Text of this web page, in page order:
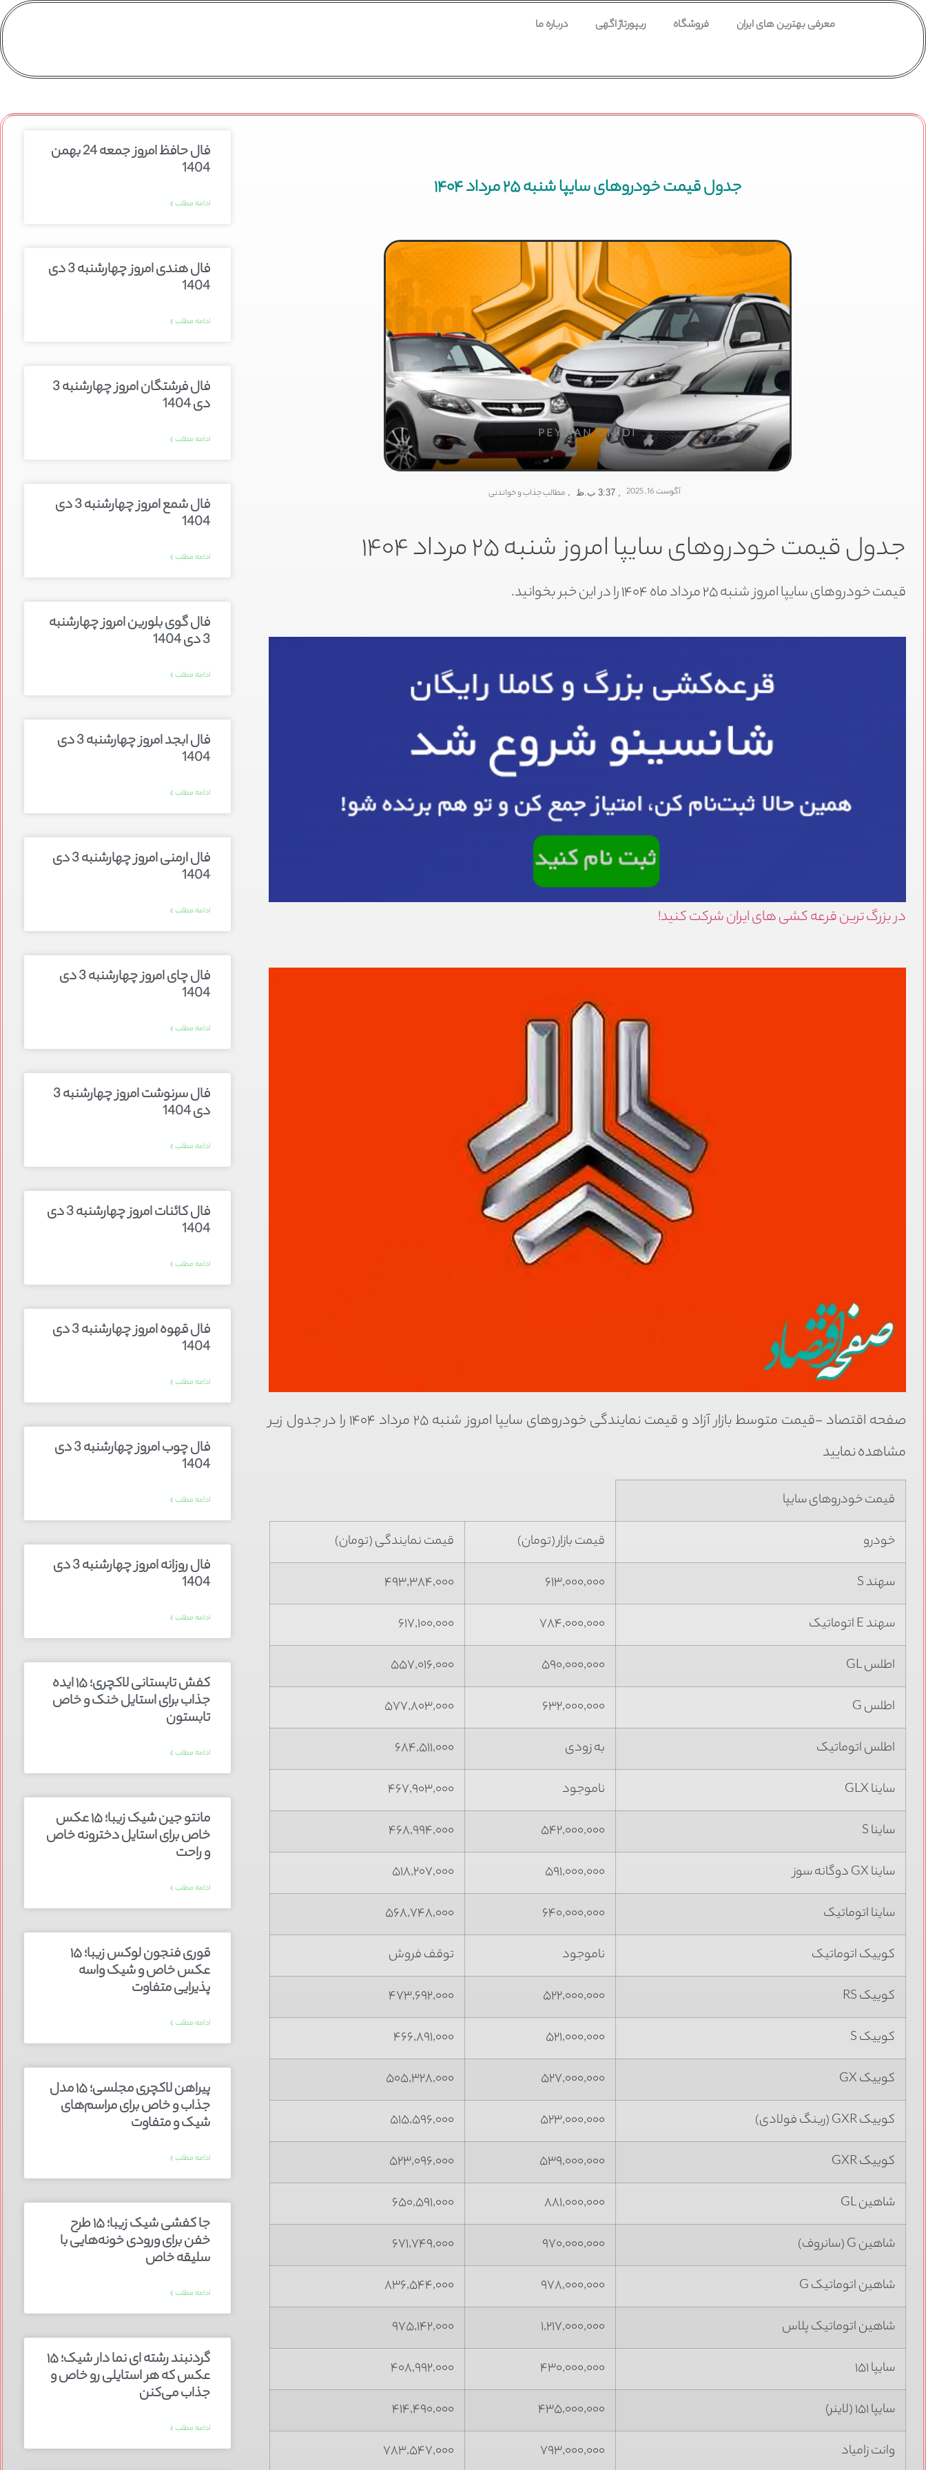
معرفی بهترین های ایران فروشگاه ریپورتاژ اگهی درباره ما
جدول قیمت خودرو‌های سایپا شنبه ۲۵ مرداد ۱۴۰۴
PEYMAN OMIDI
آگوست 16, 2025 , 3:37 ب.ظ مطالب جذاب و خواندنی
جدول قیمت خودرو‌های سایپا امروز شنبه ۲۵ مرداد ۱۴۰۴
قیمت خودروهای سایپا امروز شنبه ۲۵ مرداد ماه ۱۴۰۴ را در این خبر بخوانید.
در بزرگ ترین قرعه کشی های ایران شرکت کنید!
صفحه اقتصاد -قیمت متوسط بازار آزاد و قیمت نمایندگی خودرو‌های سایپا امروز شنبه ۲۵ مرداد ۱۴۰۴ را در جدول زیر
مشاهده نمایید
قیمت خودروهای سایپا
خودرو
قیمت بازار (تومان)
قیمت نمایندگی (تومان)
سهند S
۶۱۳,۰۰۰,۰۰۰
۴۹۳,۳۸۴,۰۰۰
سهند E اتوماتیک
۷۸۴,۰۰۰,۰۰۰
۶۱۷,۱۰۰,۰۰۰
اطلس GL
۵۹۰,۰۰۰,۰۰۰
۵۵۷,۰۱۶,۰۰۰
اطلس G
۶۳۲,۰۰۰,۰۰۰
۵۷۷,۸۰۳,۰۰۰
اطلس اتوماتیک
به زودی
۶۸۴,۵۱۱,۰۰۰
ساینا GLX
ناموجود
۴۶۷,۹۰۳,۰۰۰
ساینا S
۵۴۲,۰۰۰,۰۰۰
۴۶۸,۹۹۴,۰۰۰
ساینا GX دوگانه سوز
۵۹۱,۰۰۰,۰۰۰
۵۱۸,۲۰۷,۰۰۰
ساینا اتوماتیک
۶۴۰,۰۰۰,۰۰۰
۵۶۸,۷۴۸,۰۰۰
کوییک اتوماتیک
ناموجود
توقف فروش
کوییک RS
۵۲۲,۰۰۰,۰۰۰
۴۷۳,۶۹۲,۰۰۰
کوییک S
۵۲۱,۰۰۰,۰۰۰
۴۶۶,۸۹۱,۰۰۰
کوییک GX
۵۲۷,۰۰۰,۰۰۰
۵۰۵,۳۲۸,۰۰۰
کوییک GXR (رینگ فولادی)
۵۲۳,۰۰۰,۰۰۰
۵۱۵,۵۹۶,۰۰۰
کوییک GXR
۵۳۹,۰۰۰,۰۰۰
۵۲۳,۰۹۶,۰۰۰
شاهین GL
۸۸۱,۰۰۰,۰۰۰
۶۵۰,۵۹۱,۰۰۰
شاهین G (سانروف)
۹۷۰,۰۰۰,۰۰۰
۶۷۱,۷۴۹,۰۰۰
شاهین اتوماتیک G
۹۷۸,۰۰۰,۰۰۰
۸۳۶,۵۴۴,۰۰۰
شاهین اتوماتیک پلاس
۱,۲۱۷,۰۰۰,۰۰۰
۹۷۵,۱۴۲,۰۰۰
سایپا ۱۵۱
۴۳۰,۰۰۰,۰۰۰
۴۰۸,۹۹۲,۰۰۰
سایپا ۱۵۱ (لاینر)
۴۳۵,۰۰۰,۰۰۰
۴۱۴,۴۹۰,۰۰۰
وانت زامیاد
۷۹۳,۰۰۰,۰۰۰ ۷۸۳,۵۴۷,۰۰۰
فال حافظ امروز جمعه 24 بهمن
1404
ادامه مطلب »
فال هندی امروز چهارشنبه 3 دی
1404
ادامه مطلب »
فال فرشتگان امروز چهارشنبه 3
دی 1404
ادامه مطلب »
فال شمع امروز چهارشنبه 3 دی
1404
ادامه مطلب »
فال گوی بلورین امروز چهارشنبه
3 دی 1404
ادامه مطلب »
فال ابجد امروز چهارشنبه 3 دی
1404
ادامه مطلب »
فال ارمنی امروز چهارشنبه 3 دی
1404
ادامه مطلب »
فال چای امروز چهارشنبه 3 دی
1404
ادامه مطلب »
فال سرنوشت امروز چهارشنبه 3
دی 1404
ادامه مطلب »
فال کائنات امروز چهارشنبه 3 دی
1404
ادامه مطلب »
فال قهوه امروز چهارشنبه 3 دی
1404
ادامه مطلب »
فال چوب امروز چهارشنبه 3 دی
1404
ادامه مطلب »
فال روزانه امروز چهارشنبه 3 دی
1404
ادامه مطلب »
کفش تابستانی لاکچری؛ ۱۵ ایده‌
جذاب برای استایل خنک و خاص
تابستون
ادامه مطلب »
مانتو جین شیک زیبا؛ ۱۵ عکس
خاص برای استایل دخترونه خاص
و راحت
ادامه مطلب »
قوری فنجون لوکس زیبا؛ ۱۵
عکس خاص و شیک واسه
پذیرایی متفاوت
ادامه مطلب »
پیراهن لاکچری مجلسی؛ ۱۵ مدل
جذاب و خاص برای مراسم‌های
شیک و متفاوت
ادامه مطلب »
جا کفشی شیک زیبا؛ ۱۵ طرح
خفن برای ورودی خونه‌هایی با
سلیقه خاص
ادامه مطلب »
گردنبند رشته ای نما دار شیک؛ ۱۵
عکس که هر استایلی رو خاص و
جذاب می‌کنن
ادامه مطلب »